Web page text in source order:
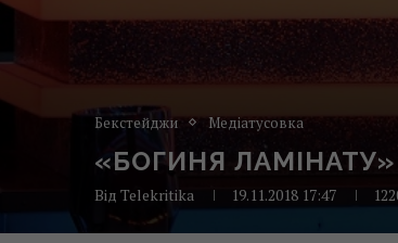
Бекстейджи Медіатусовка
«БОГИНЯ
Від Telekritika 19.11.2018 17:47